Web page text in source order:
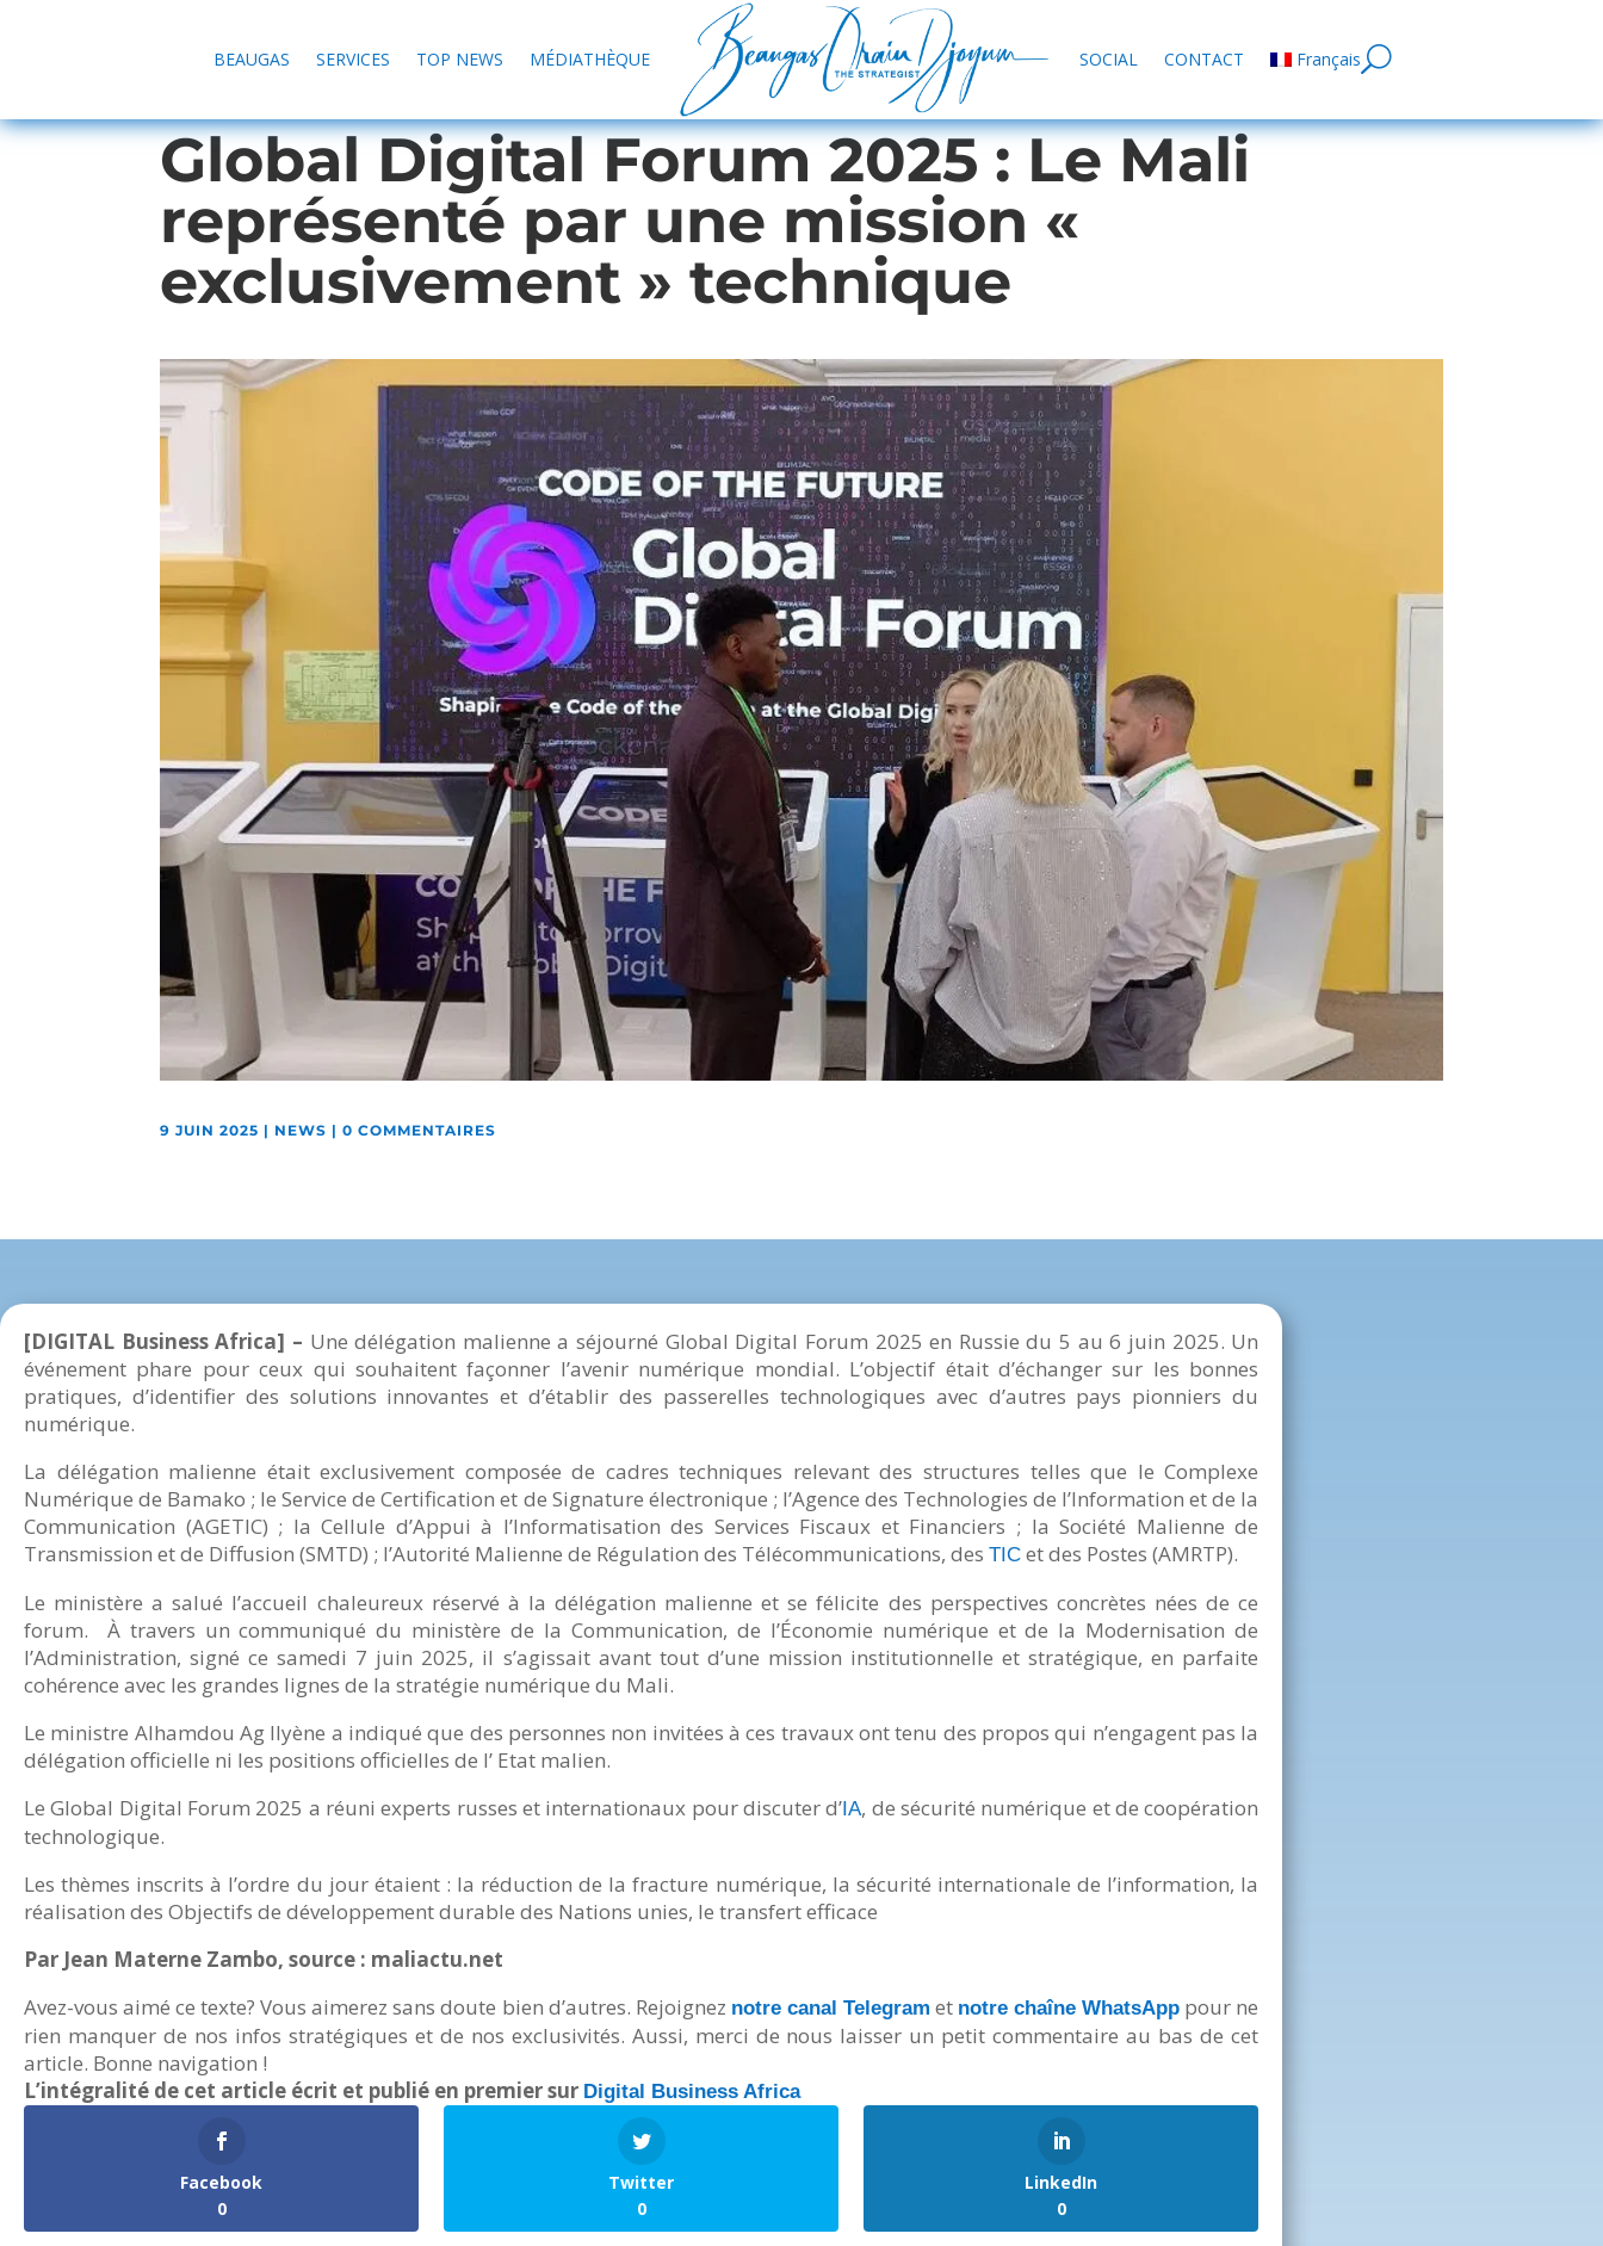
BEAUGAS SERVICES TOP NEWS MÉDIATHÈQUE SOCIAL CONTACT Français
Global Digital Forum 2025 : Le Mali
représenté par une mission «
exclusivement » technique
9 JUIN 2025 | NEWS |0 COMMENTAIRES
[DIGITAL Business Africa] – Une délégation malienne a séjourné Global Digital Forum 2025 en Russie du 5 au 6 juin 2025. Un
événement phare pour ceux qui souhaitent façonner l’avenir numérique mondial. L’objectif était d’échanger sur les bonnes
pratiques, d’identifier des solutions innovantes et d’établir des passerelles technologiques avec d’autres pays pionniers du
numérique.
La délégation malienne était exclusivement composée de cadres techniques relevant des structures telles que le Complexe
Numérique de Bamako ; le Service de Certification et de Signature électronique ; l’Agence des Technologies de l’Information et de la
Communication (AGETIC) ; la Cellule d’Appui à l’Informatisation des Services Fiscaux et Financiers ; la Société Malienne de
Transmission et de Diffusion (SMTD) ; l’Autorité Malienne de Régulation des Télécommunications, des TIC et des Postes (AMRTP).
Le ministère a salué l’accueil chaleureux réservé à la délégation malienne et se félicite des perspectives concrètes nées de ce
forum. À travers un communiqué du ministère de la Communication, de l’Économie numérique et de la Modernisation de
l’Administration, signé ce samedi 7 juin 2025, il s’agissait avant tout d’une mission institutionnelle et stratégique, en parfaite
cohérence avec les grandes lignes de la stratégie numérique du Mali.
Le ministre Alhamdou Ag Ilyène a indiqué que des personnes non invitées à ces travaux ont tenu des propos qui n’engagent pas la
délégation officielle ni les positions officielles de l’ Etat malien.
Le Global Digital Forum 2025 a réuni experts russes et internationaux pour discuter d’IA, de sécurité numérique et de coopération
technologique.
Les thèmes inscrits à l’ordre du jour étaient : la réduction de la fracture numérique, la sécurité internationale de l’information, la
réalisation des Objectifs de développement durable des Nations unies, le transfert efficace
Par Jean Materne Zambo, source : maliactu.net
Avez-vous aimé ce texte? Vous aimerez sans doute bien d’autres. Rejoignez notre canal Telegram et notre chaîne WhatsApp pour ne
rien manquer de nos infos stratégiques et de nos exclusivités. Aussi, merci de nous laisser un petit commentaire au bas de cet
article. Bonne navigation !
L’intégralité de cet article écrit et publié en premier sur Digital Business Africa
Facebook
0
Twitter
0
LinkedIn
0